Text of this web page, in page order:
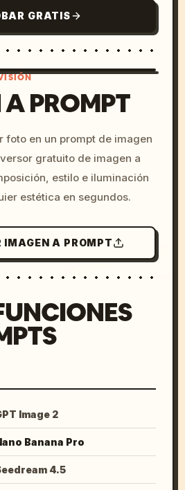
GRATIS
c, cyberpunk sunset, neon
colors, 8k --v 6.0
PROMPT
foto en un prompt de imagen
gratuito de imagen a
estilo e iluminación
estética en segundos.
IMAGEN A PROMPT
Image 2
Banana Pro
4.5